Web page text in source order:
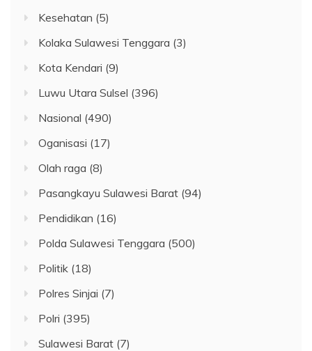
Kesehatan (5)
Kolaka Sulawesi Tenggara (3)
Kota Kendari (9)
Luwu Utara Sulsel (396)
Nasional (490)
Oganisasi (17)
Olah raga (8)
Pasangkayu Sulawesi Barat (94)
Pendidikan (16)
Polda Sulawesi Tenggara (500)
Politik (18)
Polres Sinjai (7)
Polri (395)
Sulawesi Barat (7)